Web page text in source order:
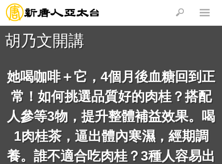
胡乃文開講
她喝咖啡＋它，4個月後血糖回到正
常！如何挑選品質好的肉桂？搭配
人參等3物，提升整體補益效果。喝
1肉桂茶，逼出體內寒濕，經期調
養。誰不適合吃肉桂？3種人容易出